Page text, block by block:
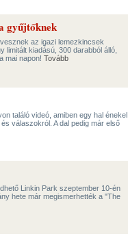
gyűjtőknek
az igazi lemezkincsek
kiadású, 300 darabból álló,
mai napon! Tovább
találó videó, amiben egy hal énekel
válaszokról. A dal pedig már első
Linkin Park szeptember 10-én
hete már megismerhették a "The